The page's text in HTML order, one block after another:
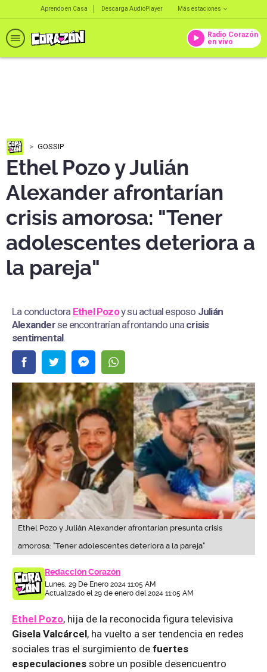
Aprendo en Casa Descarga AudioPlayer Más estaciones
Radio Corazón
en vivo
GOSSIP
Ethel Pozo y Julián
Alexander afrontarían
crisis amorosa: "Tener
adolescentes deteriora a
la pareja"
La conductora Ethel Pozoy su actual esposo Julián
Alexanderse encontrarían afrontando una crisis
sentimental.
Ethel Pozo y Julián Alexander afrontarían presunta crisis
amorosa: "Tener adolescentes deteriora a la pareja"
Redacción Corazón
Lunes, 29 De Enero 2024 11:05 AM
Actualizado el 29 de enero del 2024 11:05 AM
Ethel Pozo, hija de la reconocida figura televisiva
Gisela Valcárcel, ha vuelto a ser tendencia en redes
sociales tras el surgimiento de fuertes
especulaciones sobre un posible desencuentro